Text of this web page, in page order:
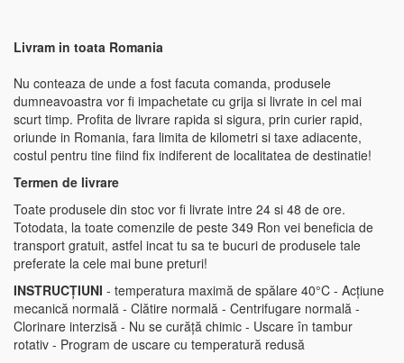
Livram in toata Romania
Nu conteaza de unde a fost facuta comanda, produsele
dumneavoastra vor fi impachetate cu grija si livrate in cel mai
scurt timp. Profita de livrare rapida si sigura, prin curier rapid,
oriunde in Romania, fara limita de kilometri si taxe adiacente,
costul pentru tine fiind fix indiferent de localitatea de destinatie!
Termen de livrare
Toate produsele din stoc vor fi livrate intre 24 si 48 de ore.
Totodata, la toate comenzile de peste 349 Ron vei beneficia de
transport gratuit, astfel incat tu sa te bucuri de produsele tale
preferate la cele mai bune preturi!
INSTRUCȚIUNI - temperatura maximă de spălare 40°C - Acțiune
mecanică normală - Clătire normală - Centrifugare normală -
Clorinare interzisă - Nu se curăță chimic - Uscare în tambur
rotativ - Program de uscare cu temperatură redusă